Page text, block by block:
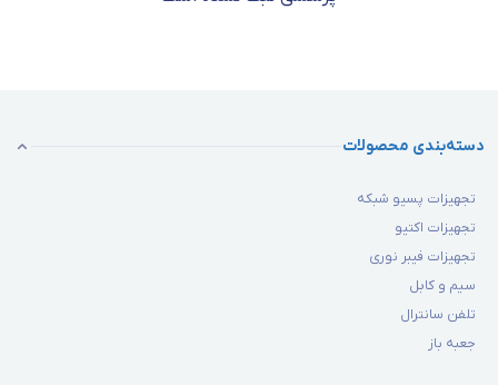
دسته‌بندی محصولات
تجهیزات پسیو شبکه
تجهیزات اکتیو
تجهیزات فیبر نوری
سیم و کابل
تلفن سانترال
جعبه باز